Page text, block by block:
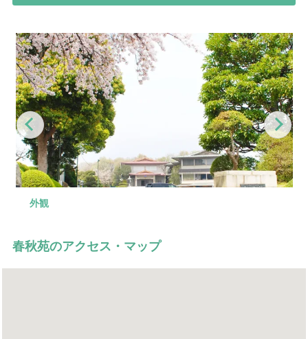
Previous
外観
ロビー
式場
控室
駐車場
春秋苑のアクセス・マップ